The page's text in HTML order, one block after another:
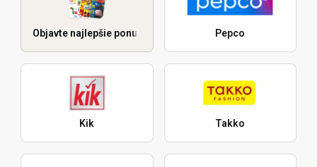
Objavte najlepšie ponuky Pepco
Kik Takko